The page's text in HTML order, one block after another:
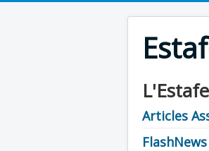
Articles
FlashNews